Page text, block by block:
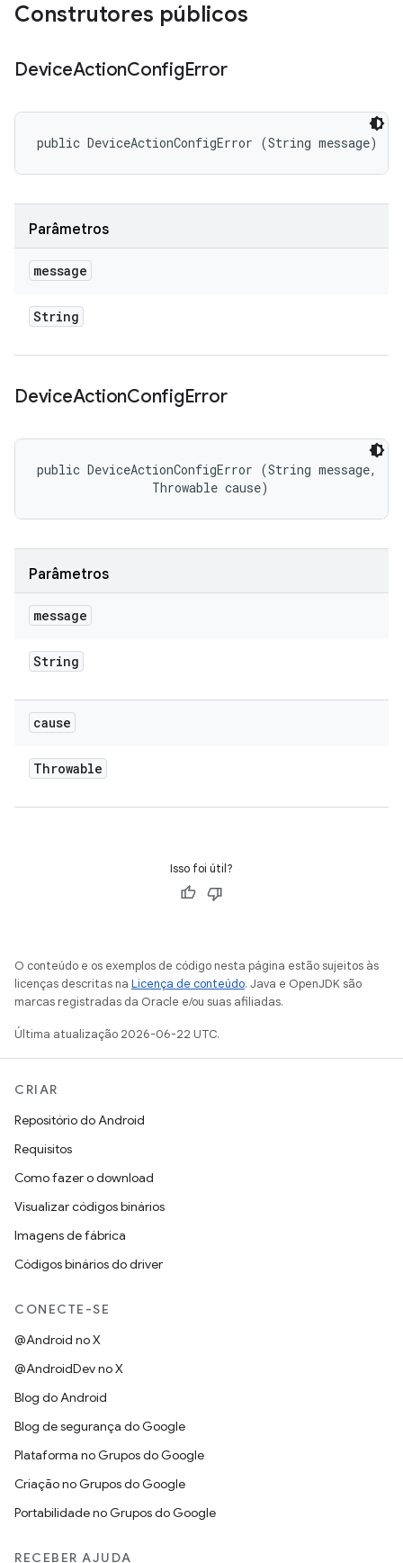
Construtores públicos
DeviceActionConfigError
public DeviceActionConfigError (String message)
Parâmetros
message
String
DeviceActionConfigError
public DeviceActionConfigError (String message,
                Throwable cause)
Parâmetros
message
String
cause
Throwable
Isso foi útil?
O conteúdo e os exemplos de código nesta página estão sujeitos às
licenças descritas na Licença de conteúdo. Java e OpenJDK são
marcas registradas da Oracle e/ou suas afiliadas.
Última atualização 2026-06-22 UTC.
CRIAR
Repositório do Android
Requisitos
Como fazer o download
Visualizar códigos binários
Imagens de fábrica
Códigos binários do driver
CONECTE-SE
@Android no X
@AndroidDev no X
Blog do Android
Blog de segurança do Google
Plataforma no Grupos do Google
Criação no Grupos do Google
Portabilidade no Grupos do Google
RECEBER AJUDA